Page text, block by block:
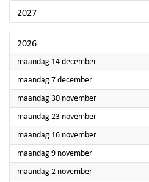
2027
2026
maandag 14 december2026
maandag 7 december2026
maandag 30 november2026
maandag 23 november2026
maandag 16 november2026
maandag 9 november2026
maandag 2 november2026